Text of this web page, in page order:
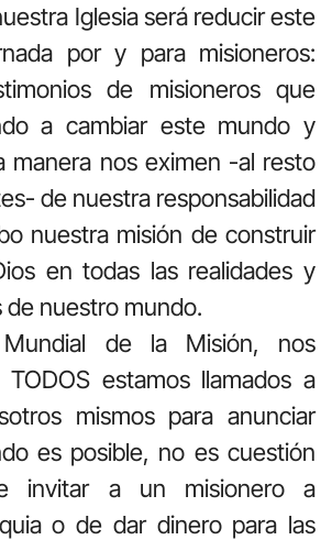
Iglesia será reducir este
por y para misioneros:
de misioneros que
a cambiar este mundo y
manera nos eximen -al resto
de nuestra responsabilidad
nuestra misión de construir
en todas las realidades y
de nuestro mundo.
de la Misión, nos
estamos llamados a
mismos para anunciar
es posible, no es cuestión
invitar a un misionero a
o de dar dinero para las